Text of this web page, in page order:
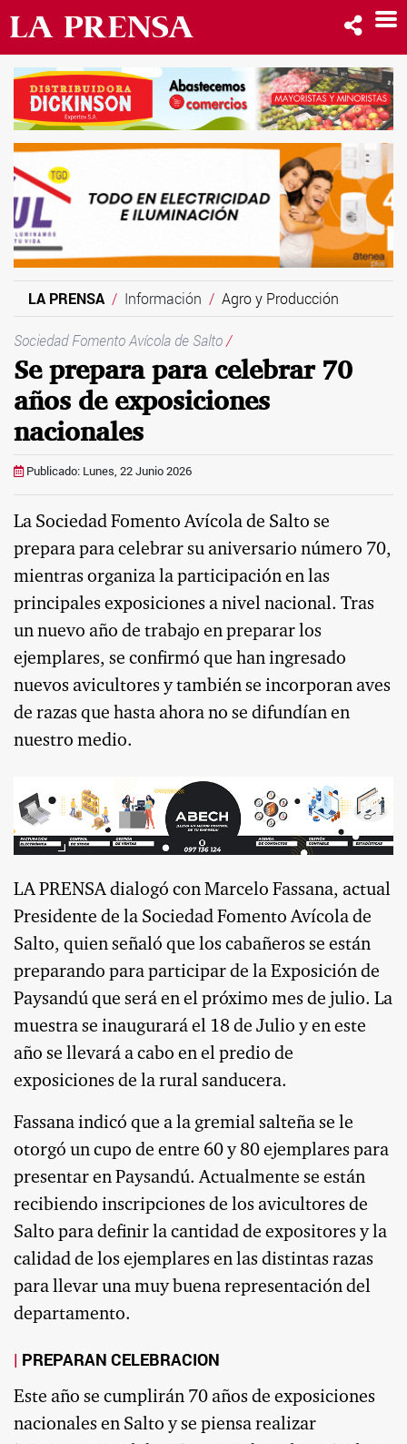
LA PRENSA Información Agro y Producción
Sociedad Fomento Avícola de Salto/
Se prepara para celebrar 70
años de exposiciones
nacionales
Publicado: Lunes, 22 Junio 2026
La Sociedad Fomento Avícola de Salto se
prepara para celebrar su aniversario número 70,
mientras organiza la participación en las
principales exposiciones a nivel nacional. Tras
un nuevo año de trabajo en preparar los
ejemplares, se confirmó que han ingresado
nuevos avicultores y también se incorporan aves
de razas que hasta ahora no se difundían en
nuestro medio.
LA PRENSA dialogó con Marcelo Fassana, actual
Presidente de la Sociedad Fomento Avícola de
Salto, quien señaló que los cabañeros se están
preparando para participar de la Exposición de
Paysandú que será en el próximo mes de julio. La
muestra se inaugurará el 18 de Julio y en este
año se llevará a cabo en el predio de
exposiciones de la rural sanducera.
Fassana indicó que a la gremial salteña se le
otorgó un cupo de entre 60 y 80 ejemplares para
presentar en Paysandú. Actualmente se están
recibiendo inscripciones de los avicultores de
Salto para definir la cantidad de expositores y la
calidad de los ejemplares en las distintas razas
para llevar una muy buena representación del
departamento.
PREPARAN CELEBRACION
Este año se cumplirán 70 años de exposiciones
nacionales en Salto y se piensa realizar